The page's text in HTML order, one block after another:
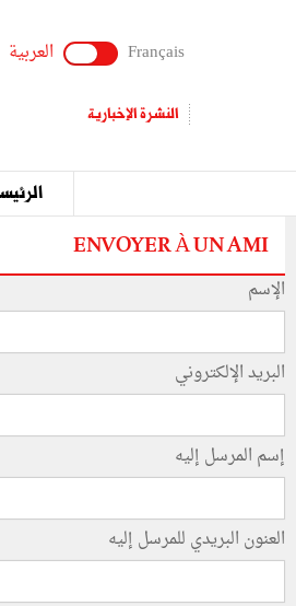
Français العربية
النشرة الإخبارية
ENVOYER À UN AMI
الإسم
البريد الإلكتروني
إسم المرسل إليه
العنون البريدي للمرسل إليه